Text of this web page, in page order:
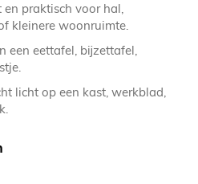
en praktisch voor hal,
kleinere woonruimte.
een eettafel, bijzettafel,
licht op een kast, werkblad,